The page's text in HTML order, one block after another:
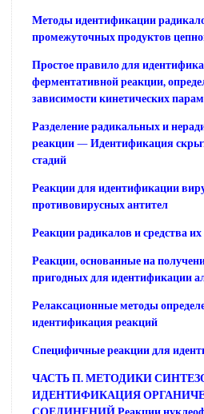
Методы идентификации
промежуточных продуктов
Простое правило для
ферментативной реакции,
зависимости кинетических
Разделение радикальных и
реакции — Идентификация
стадий
Реакции для идентификации
противовирусных антител
Реакции радикалов и средства
Реакции, основанные на
пригодных для идентификации
Релаксационные методы
идентификация реакций
Специфичные реакции для
ЧАСТЬ П. МЕТОДИКИ
ИДЕНТИФИКАЦИЯ